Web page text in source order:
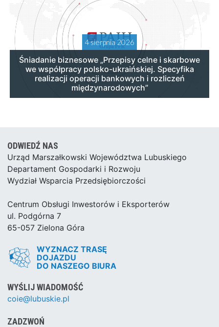
4 sierpnia 2026
Śniadanie biznesowe „Przepisy celne i skarbowe
we współpracy polsko-ukraińskiej. Specyfika
realizacji operacji bankowych i rozliczeń
międzynarodowych”
ODWIEDŹ NAS
Urząd Marszałkowski Województwa Lubuskiego
Departament Gospodarki i Rozwoju
Wydział Wsparcia Przedsiębiorczości
Centrum Obsługi Inwestorów i Eksporterów
ul. Podgórna 7
65-057 Zielona Góra
WYZNACZ TRASĘ
DOJAZDU
DO NASZEGO BIURA
WYŚLIJ WIADOMOŚĆ
coie@lubuskie.pl
ZADZWOŃ